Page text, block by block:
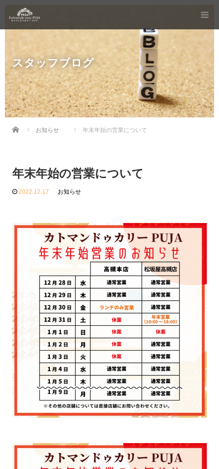
スタッフブログ
Home お知らせ 年末年始の営業について
年末年始の営業について
2022.12.17 お知らせ